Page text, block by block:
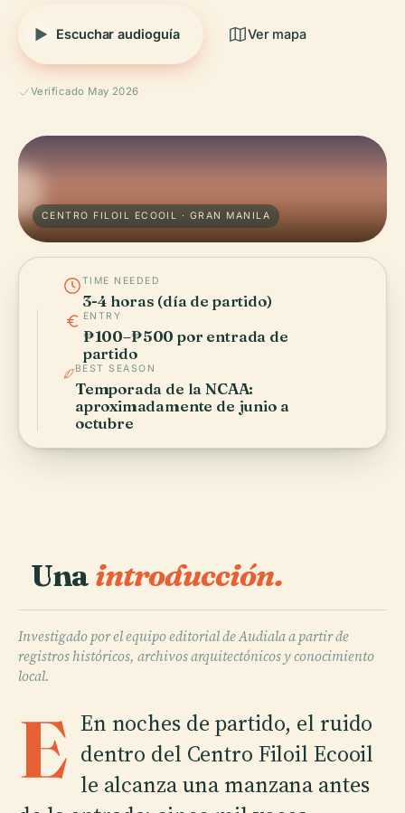
Escuchar audioguía Ver mapa
Verificado May 2026
CENTRO FILOIL ECOOIL · GRAN MANILA
TIME NEEDED
3-4 horas (día de partido)
ENTRY
₱100–₱500 por entrada de
partido
BEST SEASON
Temporada de la NCAA:
aproximadamente de junio a
octubre
Unaintroducción.
Investigado por el equipo editorial de Audiala a partir de
registros históricos, archivos arquitectónicos y conocimiento
local.
E En noches de partido, el ruido
dentro del Centro Filoil Ecooil
le alcanza una manzana antes